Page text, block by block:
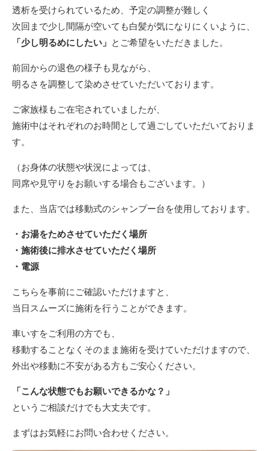
透析を受けられているため、予定の調整が難しく
次回まで少し間隔が空いても白髪が気になりにくいように、
「少し明るめにしたい」 とご希望をいただきました。
前回からの退色の様子も見ながら、
明るさを調整して染めさせていただいております。
ご家族様もご在宅されていましたが、
施術中はそれぞれのお時間として過ごしていただいておりま
す。
（お身体の状態や状況によっては、
同席や見守りをお願いする場合もございます。）
また、当店では移動式のシャンプー台を使用しております。
・お湯をためさせていただく場所
・施術後に排水させていただく場所
・電源
こちらを事前にご確認いただけますと、
当日スムーズに施術を行うことができます。
車いすをご利用の方でも、
移動することなくそのまま施術を受けていただけますので、
外出や移動に不安がある方もご安心ください。
「こんな状態でもお願いできるかな？」
というご相談だけでも大丈夫です。
まずはお気軽にお問い合わせください。